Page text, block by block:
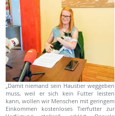
„Damit niemand sein Haustier weggeben
muss, weil er sich kein Futter leisten
kann, wollen wir Menschen mit geringem
Einkommen kostenloses Tierfutter zur